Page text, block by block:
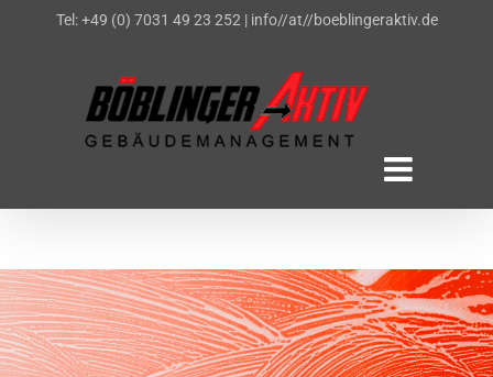
Tel: +49 (0) 7031 49 23 252| info//at//boeblingeraktiv.de